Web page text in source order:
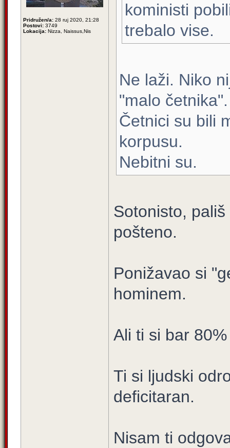
Pridružen/a: 28 ruj 2020, 21:28
Postovi: 3749
Lokacija: Nizza, Naissus,Nis
koministi
trebalo vise.
Ne laži. Niko
"malo četnika".
Četnici su bili
korpusu.
Nebitni su.
Sotonisto,
pošteno.
Ponižavao si
hominem.
Ali ti si bar
Ti si ljudski
deficitaran.
Nisam ti